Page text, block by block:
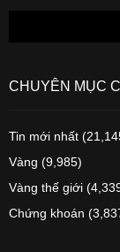
CHUYÊN MỤC
Tin mới nhất
Vàng (9,985)
Vàng thế giới
Chứng khoán